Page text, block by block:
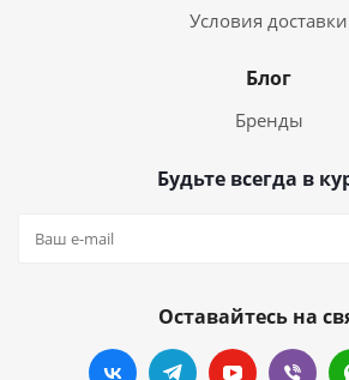
Условия доставки
Блог
Бренды
Будьте всегда в
Оставайтесь на